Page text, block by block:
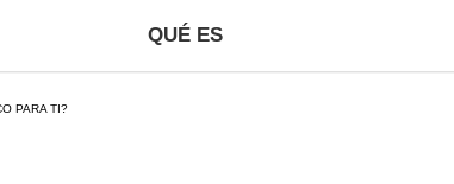
QUÉ ES
PARA TI?